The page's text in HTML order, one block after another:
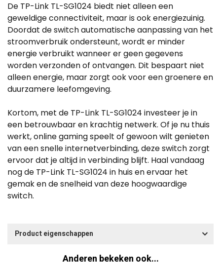
De TP-Link TL-SG1024 biedt niet alleen een
geweldige connectiviteit, maar is ook energiezuinig.
Doordat de switch automatische aanpassing van het
stroomverbruik ondersteunt, wordt er minder
energie verbruikt wanneer er geen gegevens
worden verzonden of ontvangen. Dit bespaart niet
alleen energie, maar zorgt ook voor een groenere en
duurzamere leefomgeving.
Kortom, met de TP-Link TL-SG1024 investeer je in
een betrouwbaar en krachtig netwerk. Of je nu thuis
werkt, online gaming speelt of gewoon wilt genieten
van een snelle internetverbinding, deze switch zorgt
ervoor dat je altijd in verbinding blijft. Haal vandaag
nog de TP-Link TL-SG1024 in huis en ervaar het
gemak en de snelheid van deze hoogwaardige
switch.
Product eigenschappen
Anderen bekeken ook...